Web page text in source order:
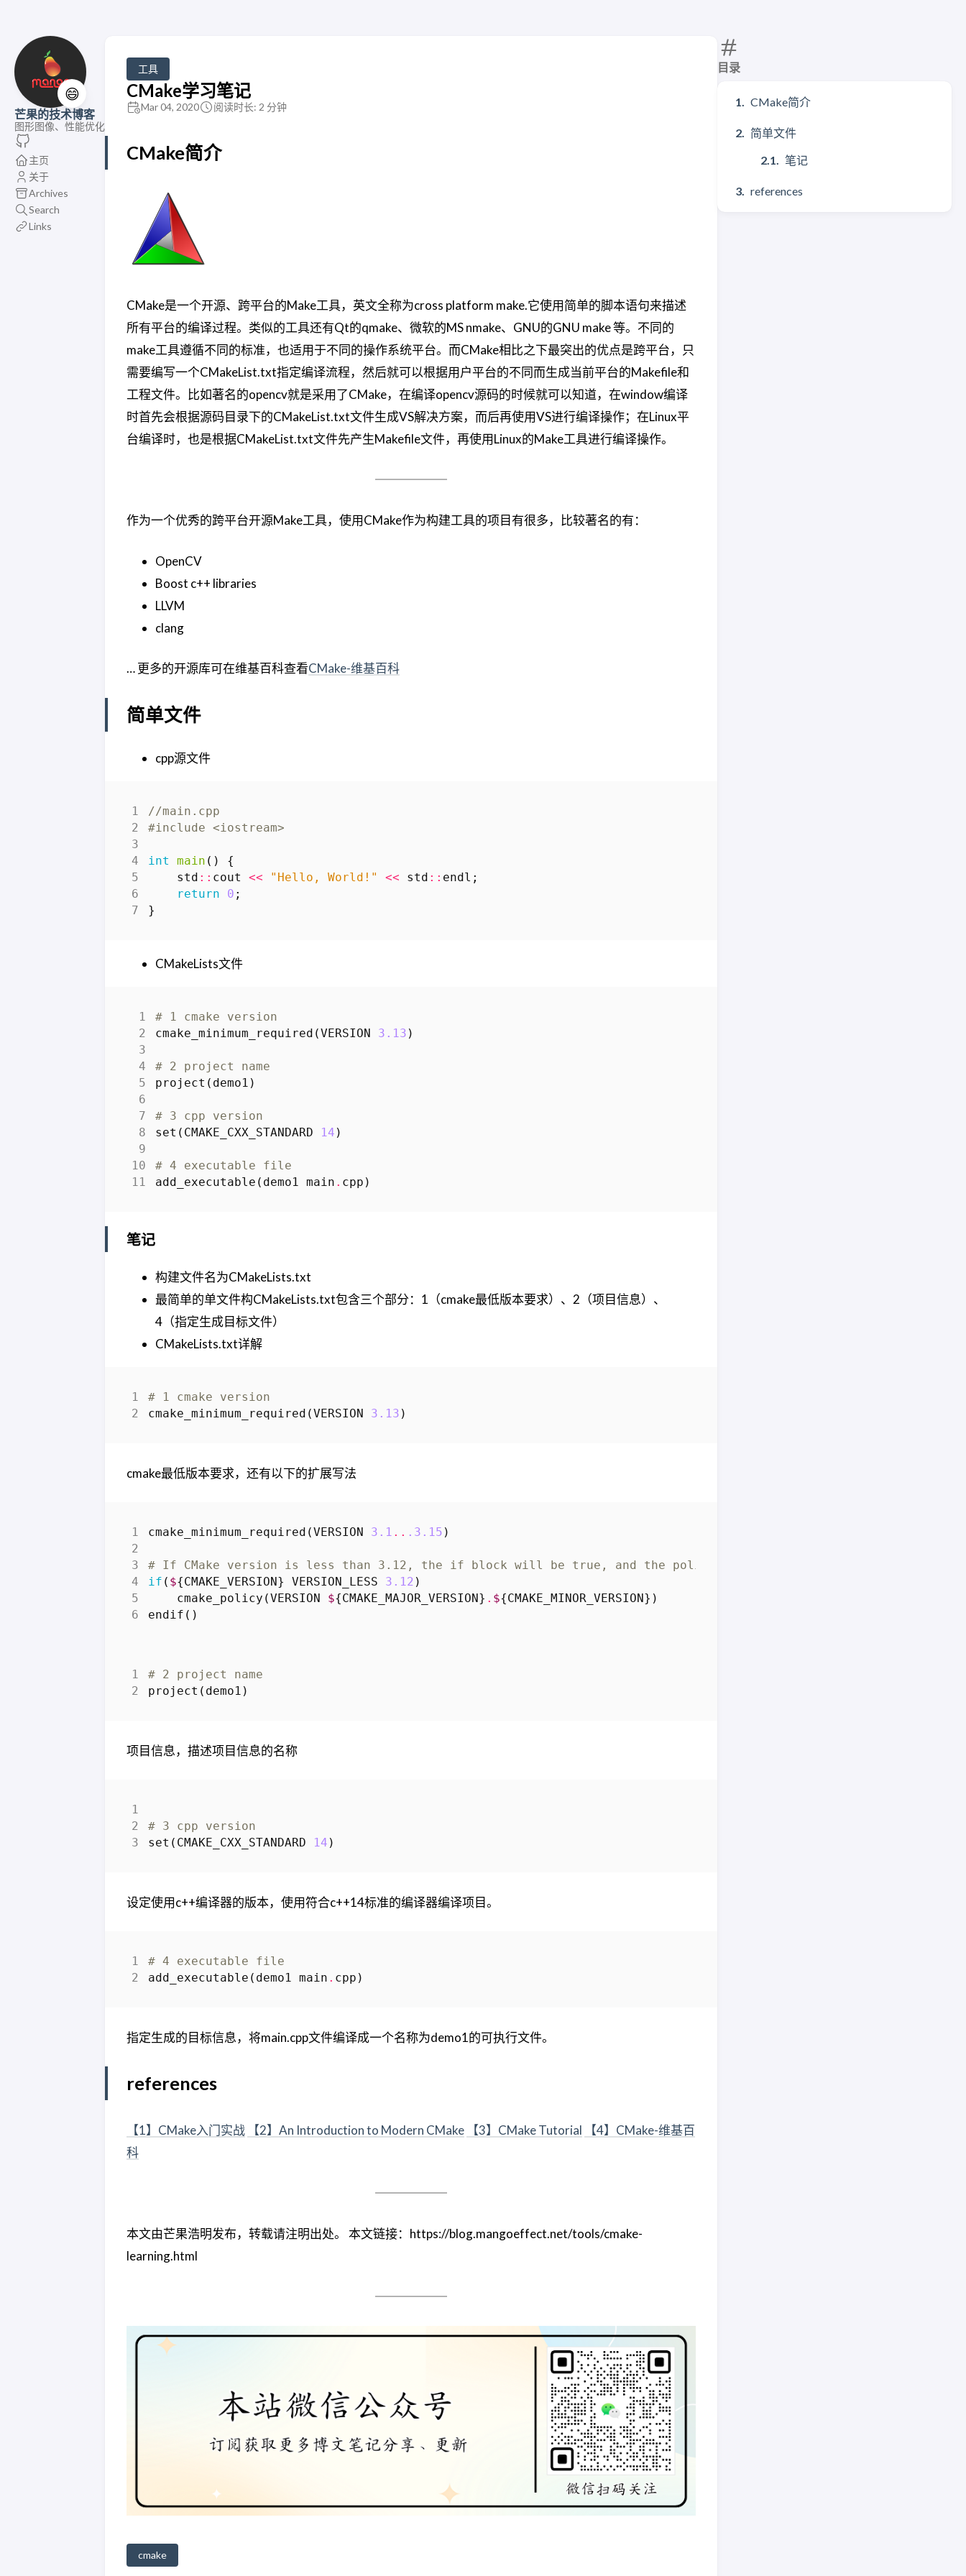
😄
芒果的技术博客
图形图像、性能优化
主页
关于
Archives
Search
Links
目录
CMake简介
简单文件
笔记
references
工具
CMake学习笔记
Mar 04, 2020 阅读时长: 2 分钟
CMake简介
CMake是一个开源、跨平台的Make工具，英文全称为cross platform make.它使用简单的脚本语句来描述
所有平台的编译过程。类似的工具还有Qt的qmake、微软的MS nmake、GNU的GNU make 等。不同的
make工具遵循不同的标准，也适用于不同的操作系统平台。而CMake相比之下最突出的优点是跨平台，只
需要编写一个CMakeList.txt指定编译流程，然后就可以根据用户平台的不同而生成当前平台的Makefile和
工程文件。比如著名的opencv就是采用了CMake，在编译opencv源码的时候就可以知道，在window编译
时首先会根据源码目录下的CMakeList.txt文件生成VS解决方案，而后再使用VS进行编译操作；在Linux平
台编译时，也是根据CMakeList.txt文件先产生Makefile文件，再使用Linux的Make工具进行编译操作。
作为一个优秀的跨平台开源Make工具，使用CMake作为构建工具的项目有很多，比较著名的有：
OpenCV
Boost c++ libraries
LLVM
clang
… 更多的开源库可在维基百科查看CMake-维基百科
简单文件
cpp源文件
#include <iostream>
int main ()
{
std :: cout << "Hello, World!" << std :: endl ;
return
0 ;
}
CMakeLists文件
# 1 cmake version
cmake_minimum_required (VERSION 3.13 )
# 2 project name
project ( demo1 )
# 3 cpp version
set ( CMAKE_CXX_STANDARD 14 )
# 4 executable file
add_executable ( demo1 main . cpp )
笔记
构建文件名为CMakeLists.txt
最简单的单文件构CMakeLists.txt包含三个部分：1（cmake最低版本要求）、2（项目信息）、
4（指定生成目标文件）
CMakeLists.txt详解
# 1 cmake version
cmake_minimum_required (VERSION 3.13 )
cmake最低版本要求，还有以下的扩展写法
cmake_minimum_required (VERSION 3.1 .. .3.15 )
# If CMake version is less than 3.12, the if block will be true, and the policy will be set to the current CMake
if ( ${CMAKE_VERSION } VERSION_LESS 3.12 )
cmake_policy (VERSION ${CMAKE_MAJOR_VERSION } . ${CMAKE_MINOR_VERSION })
endif ()
# 2 project name
project ( demo1 )
项目信息，描述项目信息的名称
# 3 cpp version
set ( CMAKE_CXX_STANDARD 14 )
设定使用c++编译器的版本，使用符合c++14标准的编译器编译项目。
# 4 executable file
add_executable ( demo1 main . cpp )
指定生成的目标信息，将main.cpp文件编译成一个名称为demo1的可执行文件。
references
【1】CMake入门实战 【2】An Introduction to Modern CMake 【3】CMake Tutorial
【4】CMake-维基百
科
本文由芒果浩明发布，转载请注明出处。 本文链接：https://blog.mangoeffect.net/tools/cmake-
learning.html
cmake